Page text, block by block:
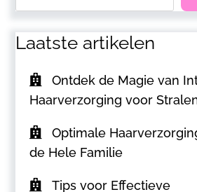
Laatste artikelen
Ontdek de Magie van
Haarverzorging voor
Optimale
de Hele Familie
Tips voor Effectieve